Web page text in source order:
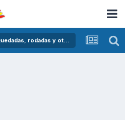
Concentraciones Nacionales, Quedadas, rodadas y otras crónicas del asfalto